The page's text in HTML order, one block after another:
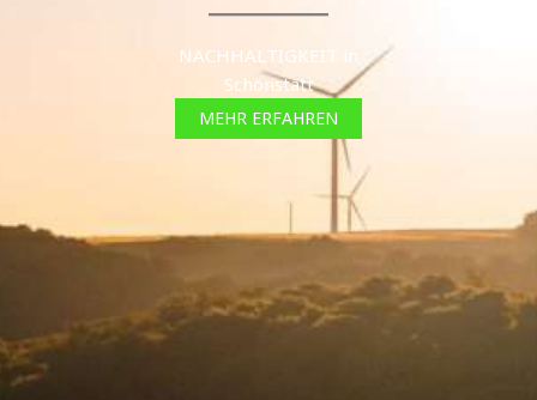
NACHHALTIGKEIT in
Schönstatt
MEHR ERFAHREN